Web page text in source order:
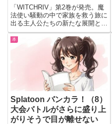
い…
「WITCHRIV」第2巻が発売。魔
法使い騒動の中で家族を救う旅に
出る主人公たちの新たな展開と見
どころを紹介。
本
Splatoon バンカラ！（8）
大会バトルがさらに盛り上
がりそうで目が離せない